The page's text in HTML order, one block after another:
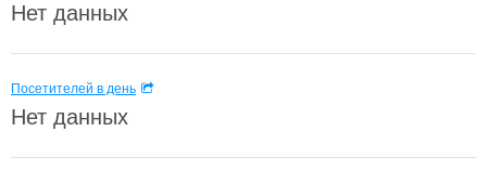
Нет данных
Посетителей в день
Нет данных